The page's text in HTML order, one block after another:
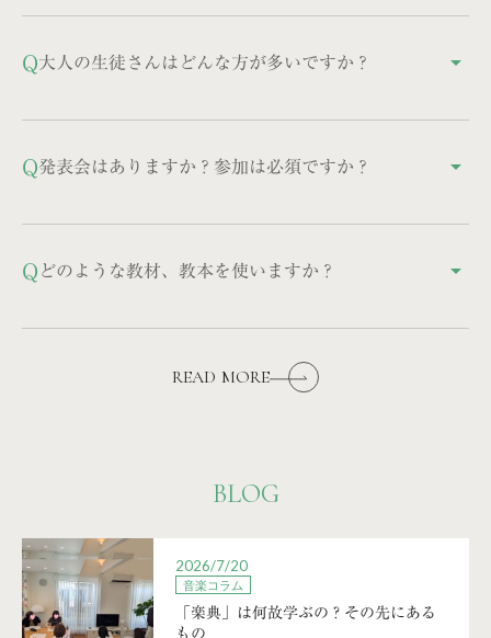
「厳しい」というよりは、熱意を持って誠実なレッス
ンをすることを心がけています。技術の向上だけを求
めるレッスンではなく、「ピアノのレッスンが生徒さ
を持っています。
Q大人の生徒さんはどんな方が多いですか？ arrow_drop_up
40代～60代の学び直しの方、お子様の子育てがひと段
落してから再開された方など、様々な背景の方がいら
っしゃいます。
Q発表会はありますか？参加は必須ですか？ arrow_drop_up
参加は任意ですが、舞台での経験は得るものが多く、
たくさんの生徒さんが参加されます。
Qどのような教材、教本を使いますか？ arrow_drop_up
使用する教材は画一的ではなく、生徒さんに合わせて
最も適切なものを選びます。大人の方は、弾きたい曲
が決まっていらっしゃる場合はその曲を仕上げていき
READ MORE
BLOG
2026/7/20
音楽コラム
「楽典」は何故学ぶの？その先にある